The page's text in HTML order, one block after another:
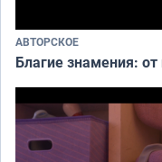
АВТОРСКОЕ
Благие знамения: